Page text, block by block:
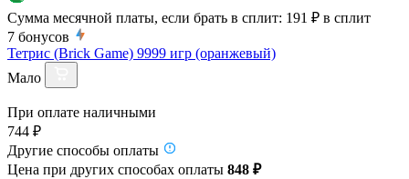
Сумма месячной платы, если брать в сплит: 191 ₽ в сплит
7 бонусов
Тетрис (Brick Game) 9999 игр (оранжевый)
Мало
При оплате наличными
744 ₽
Другие способы оплаты
Цена при других способах оплаты 848 ₽